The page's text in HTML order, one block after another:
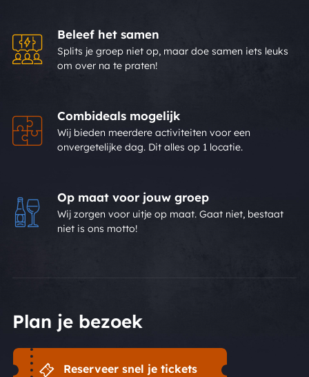
Beleef het samen
Splits je groep niet op, maar doe samen iets leuks
om over na te praten!
Combideals mogelijk
Wij bieden meerdere activiteiten voor een
onvergetelijke dag. Dit alles op 1 locatie.
Op maat voor jouw groep
Wij zorgen voor uitje op maat. Gaat niet, bestaat
niet is ons motto!
Plan je bezoek
Reserveer snel je tickets